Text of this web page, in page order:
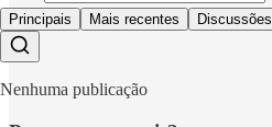
Principais Mais recentes Discussões
Nenhuma publicação